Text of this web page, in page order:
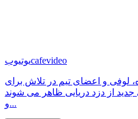
یوتیوبcafevideo
لوفی و اعضای تیم در تلاش برای
از دزد دریایی ظاهر می شوند
و...